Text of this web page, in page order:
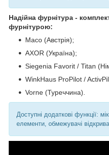
Надійна фурнітура -
фурнітурою:
Maco (Австрія);
AXOR (Україна);
Siegenia Favorit / Titan
WinkHaus ProPilot /
Vorne (Туреччина).
Доступні додаткові функції:
елементи, обмежувачі